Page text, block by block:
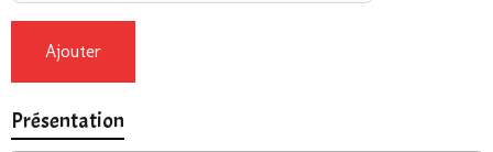
Ajouter
Présentation